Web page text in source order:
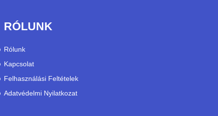
RÓLUNK
Rólunk
Kapcsolat
Felhasználási Feltételek
Adatvédelmi Nyilatkozat